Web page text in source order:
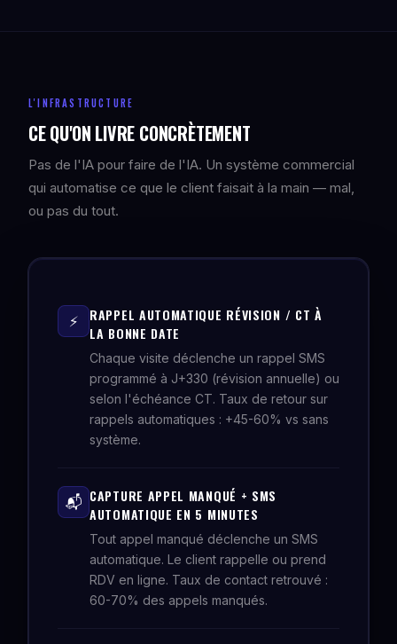
L'INFRASTRUCTURE
CE QU'ON LIVRE CONCRÈTEMENT
Pas de l'IA pour faire de l'IA. Un système commercial
qui automatise ce que le client faisait à la main — mal,
ou pas du tout.
⚡
RAPPEL AUTOMATIQUE RÉVISION / CT À
LA BONNE DATE
Chaque visite déclenche un rappel SMS
programmé à J+330 (révision annuelle) ou
selon l'échéance CT. Taux de retour sur
rappels automatiques : +45-60% vs sans
système.
📬 CAPTURE APPEL MANQUÉ + SMS
AUTOMATIQUE EN 5 MINUTES
Tout appel manqué déclenche un SMS
automatique. Le client rappelle ou prend
RDV en ligne. Taux de contact retrouvé :
60-70% des appels manqués.